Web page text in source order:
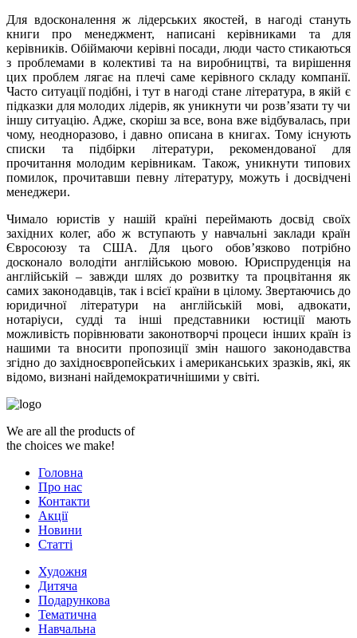
Для вдосконалення ж лідерських якостей, в нагоді стануть
книги про менеджмент, написані керівниками та для
керівників. Обіймаючи керівні посади, люди часто стикаються
з проблемами в колективі та на виробництві, та вирішення
цих проблем лягає на плечі саме керівного складу компанії.
Часто ситуації подібні, і тут в нагоді стане література, в якій є
підказки для молодих лідерів, як уникнути чи розв’язати ту чи
іншу ситуацію. Адже, скоріш за все, вона вже відбувалась, при
чому, неодноразово, і давно описана в книгах. Тому існують
списки та підбірки літератури, рекомендованої для
прочитання молодим керівникам. Також, уникнути типових
помилок, прочитавши певну літературу, можуть і досвідчені
менеджери.
Чимало юристів у нашій країні переймають досвід своїх
західних колег, або ж вступають у навчальні заклади країн
Євросоюзу та США. Для цього обов’язково потрібно
досконало володіти англійською мовою. Юриспруденція на
англійській – завжди шлях до розвитку та процвітання як
самих законодавців, так і всієї країни в цілому. Звертаючись до
юридичної літератури на англійській мові, адвокати,
нотаріуси, судді та інші представники юстиції мають
можливість порівнювати законотворчі процеси інших країн із
нашими та вносити пропозиції змін нашого законодавства
згідно до західноєвропейських і американських зразків, які, як
відомо, визнані найдемократичнішими у світі.
We are all the products of
the choices we make!
Головна
Про нас
Контакти
Акції
Новини
Статті
Художня
Дитяча
Подарункова
Тематична
Навчальна